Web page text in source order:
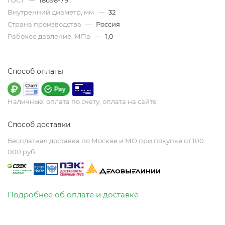
Внутренний диаметр, мм — 32
Страна производства — Россия
Рабочее давление, МПа — 1,0
Способ оплаты
Наличные, оплата по счету, оплата на сайте
Способ доставки
Бесплатная доставка по Москве и МО при покупке от 100
000 руб.
Подробнее об оплате и доставке